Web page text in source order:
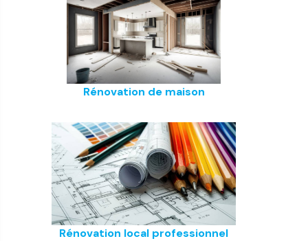
Rénovation de maison
Rénovation local professionnel